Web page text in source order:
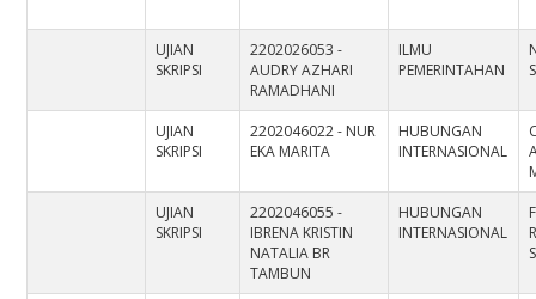
UJIAN
SKRIPSI
2202026053 -
AUDRY AZHARI
RAMADHANI
ILMU
PEMERINTAHAN
UJIAN
SKRIPSI
2202046022 - NUR
EKA MARITA
HUBUNGAN
INTERNASIONAL
UJIAN
SKRIPSI
2202046055 -
IBRENA KRISTIN
NATALIA BR
TAMBUN
HUBUNGAN
INTERNASIONAL